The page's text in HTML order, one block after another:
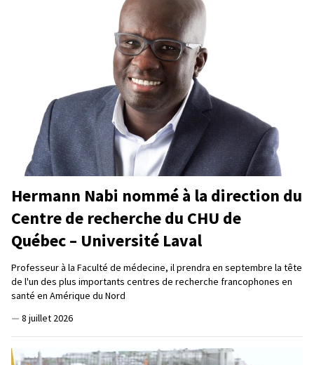
Hermann Nabi nommé à la direction du
Centre de recherche du CHU de
Québec – Université Laval
Professeur à la Faculté de médecine, il prendra en septembre la tête
de l'un des plus importants centres de recherche francophones en
santé en Amérique du Nord
— 8 juillet 2026